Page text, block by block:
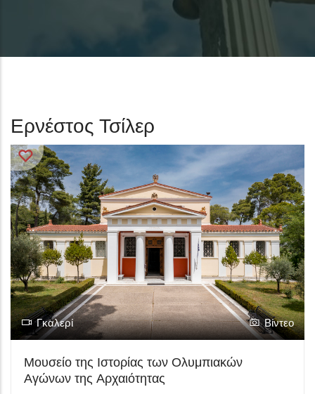
Ερνέστος Τσίλερ
Γκαλερί Βίντεο
Μουσείο της Ιστορίας των Ολυμπιακών
Αγώνων της Αρχαιότητας